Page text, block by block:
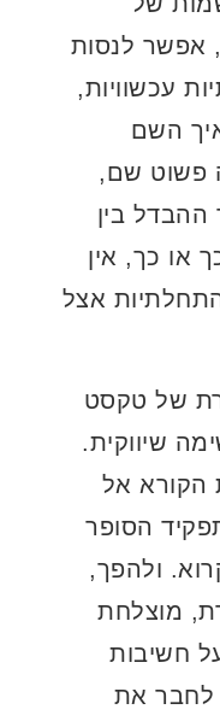
אפשר לנסות
עכשוויות,
השם
פשוט שם,
ההבדל בין
או כך, אין
אצל
של טקסט
שיווקית.
הקורא אל
הסופר
ולהפך,
מוצלחת
חשיבות
לחבר את